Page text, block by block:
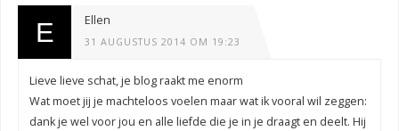
Ellen
31 AUGUSTUS 2014 OM 19:23
Lieve lieve schat, je blog raakt me enorm
Wat moet jij je machteloos voelen maar wat ik vooral wil zeggen:
dank je wel voor jou en alle liefde die je in je draagt en deelt. Hij